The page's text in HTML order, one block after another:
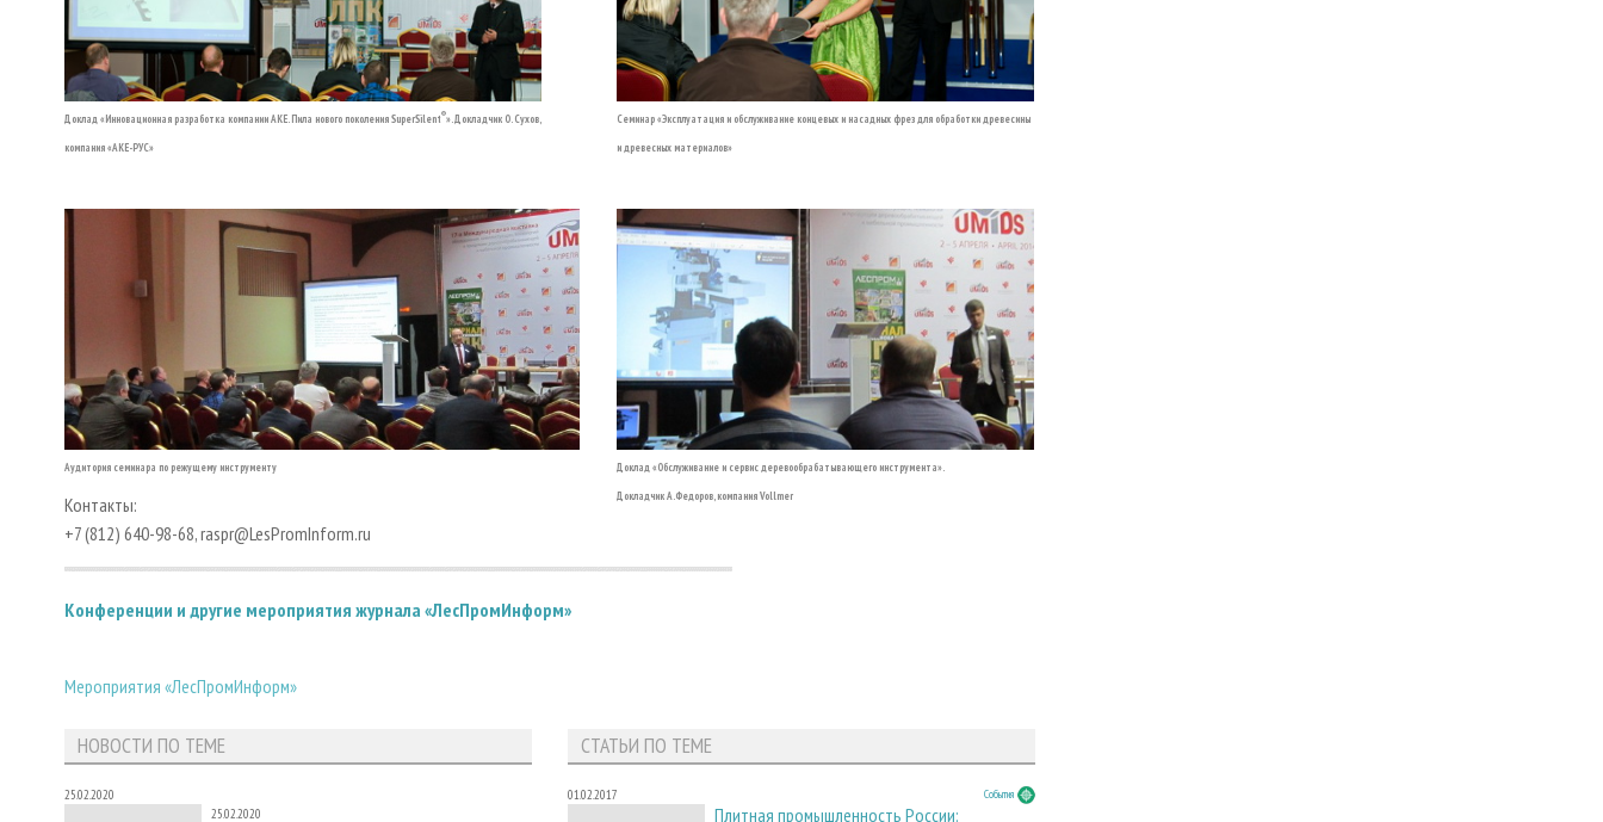
Семинар «Эксплуатация и обслуживание концевых и насадных фрез для обработки древесины
и древесных материалов»
Доклад «Инновационная разработка компании АКЕ. Пила нового поколения SuperSilent®». Докладчик О. Сухов,
компания «АКЕ-РУС»
Доклад «Обслуживание и сервис деревообрабатывающего инструмента».
Докладчик А.Федоров, компания Vollmer
Аудитория семинара по режущему инструменту
Контакты:
+7 (812) 640-98-68, raspr@LesPromInform.ru
Конференции и другие мероприятия журнала «ЛесПромИнформ»
Мероприятия «ЛесПромИнформ»
НОВОСТИ ПО ТЕМЕ
25.02.2020
25.02.2020
СТАТЬИ ПО ТЕМЕ
01.02.2017 События
Плитная промышленность России: